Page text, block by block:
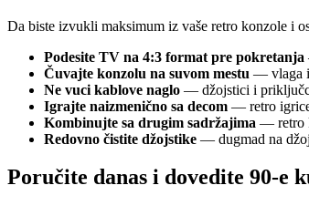
Da biste izvukli maksimum iz vaše retro konzole i
Podesite TV na 4:3 format pre pokretanja
Čuvajte konzolu na suvom mestu — vlaga i
Ne vuci kablove naglo — džojstici i
Igrajte naizmenično sa decom — retro
Kombinujte sa drugim sadržajima — retro
Redovno čistite džojstike — dugmad na
Poručite danas i dovedite 90-e